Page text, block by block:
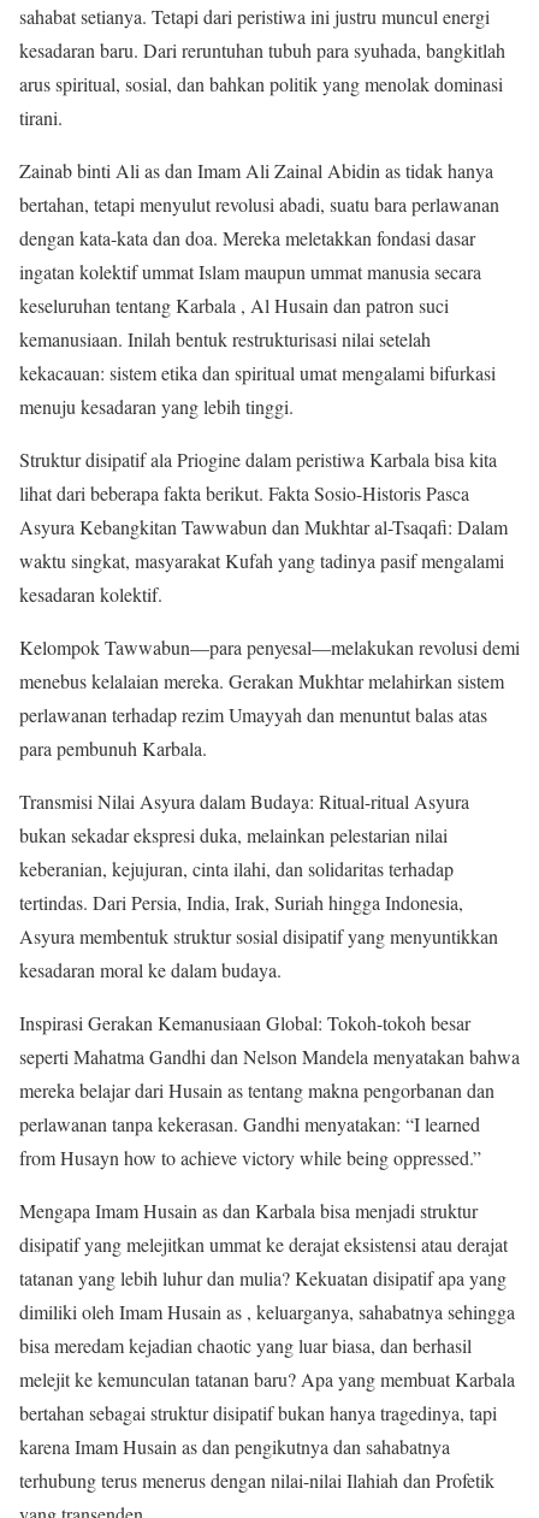
sahabat setianya. Tetapi dari peristiwa ini justru muncul energi
kesadaran baru. Dari reruntuhan tubuh para syuhada, bangkitlah
arus spiritual, sosial, dan bahkan politik yang menolak dominasi
tirani.
Zainab binti Ali as dan Imam Ali Zainal Abidin as tidak hanya
bertahan, tetapi menyulut revolusi abadi, suatu bara perlawanan
dengan kata-kata dan doa. Mereka meletakkan fondasi dasar
ingatan kolektif ummat Islam maupun ummat manusia secara
keseluruhan tentang Karbala , Al Husain dan patron suci
kemanusiaan. Inilah bentuk restrukturisasi nilai setelah
kekacauan: sistem etika dan spiritual umat mengalami bifurkasi
menuju kesadaran yang lebih tinggi.
Struktur disipatif ala Priogine dalam peristiwa Karbala bisa kita
lihat dari beberapa fakta berikut. Fakta Sosio-Historis Pasca
Asyura Kebangkitan Tawwabun dan Mukhtar al-Tsaqafi: Dalam
waktu singkat, masyarakat Kufah yang tadinya pasif mengalami
kesadaran kolektif.
Kelompok Tawwabun—para penyesal—melakukan revolusi demi
menebus kelalaian mereka. Gerakan Mukhtar melahirkan sistem
perlawanan terhadap rezim Umayyah dan menuntut balas atas
para pembunuh Karbala.
Transmisi Nilai Asyura dalam Budaya: Ritual-ritual Asyura
bukan sekadar ekspresi duka, melainkan pelestarian nilai
keberanian, kejujuran, cinta ilahi, dan solidaritas terhadap
tertindas. Dari Persia, India, Irak, Suriah hingga Indonesia,
Asyura membentuk struktur sosial disipatif yang menyuntikkan
kesadaran moral ke dalam budaya.
Inspirasi Gerakan Kemanusiaan Global: Tokoh-tokoh besar
seperti Mahatma Gandhi dan Nelson Mandela menyatakan bahwa
mereka belajar dari Husain as tentang makna pengorbanan dan
perlawanan tanpa kekerasan. Gandhi menyatakan: “I learned
from Husayn how to achieve victory while being oppressed.”
Mengapa Imam Husain as dan Karbala bisa menjadi struktur
disipatif yang melejitkan ummat ke derajat eksistensi atau derajat
tatanan yang lebih luhur dan mulia? Kekuatan disipatif apa yang
dimiliki oleh Imam Husain as , keluarganya, sahabatnya sehingga
bisa meredam kejadian chaotic yang luar biasa, dan berhasil
melejit ke kemunculan tatanan baru? Apa yang membuat Karbala
bertahan sebagai struktur disipatif bukan hanya tragedinya, tapi
karena Imam Husain as dan pengikutnya dan sahabatnya
terhubung terus menerus dengan nilai-nilai Ilahiah dan Profetik